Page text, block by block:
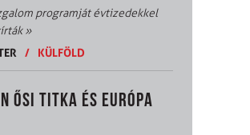
programját évtizedekkel
»
/ KÜLFÖLD
ŐSI TITKA ÉS EURÓPA